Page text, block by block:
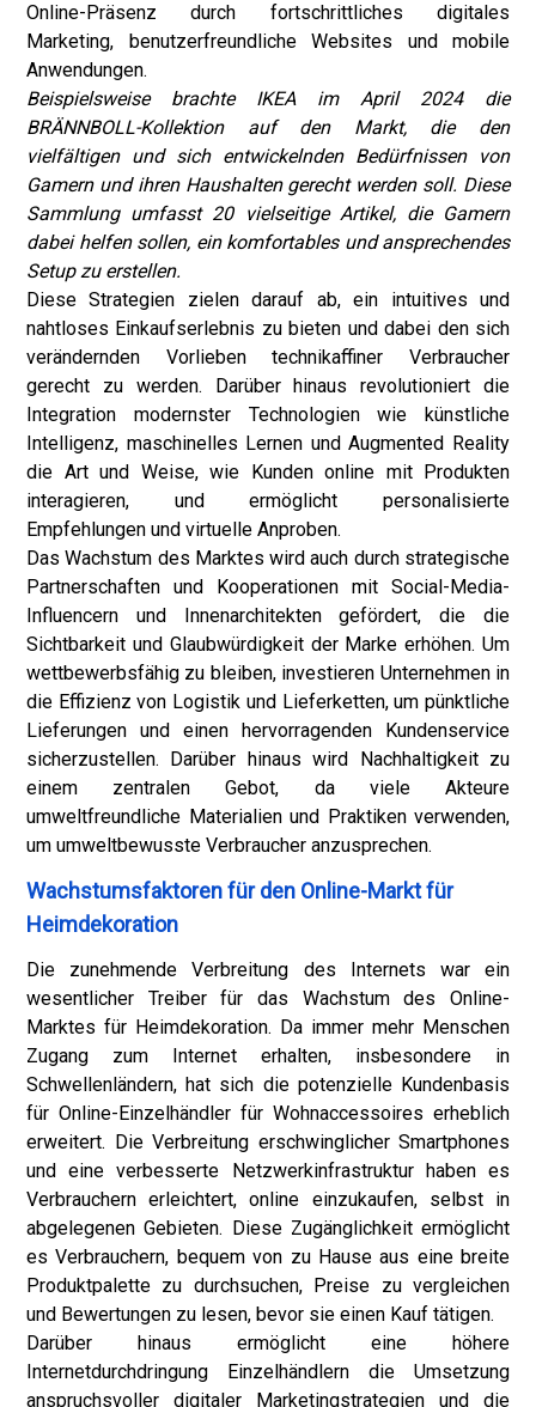
Online-Präsenz durch fortschrittliches digitales
Marketing, benutzerfreundliche Websites und mobile
Anwendungen.
Beispielsweise brachte IKEA im April 2024 die
BRÄNNBOLL-Kollektion auf den Markt, die den
vielfältigen und sich entwickelnden Bedürfnissen von
Gamern und ihren Haushalten gerecht werden soll. Diese
Sammlung umfasst 20 vielseitige Artikel, die Gamern
dabei helfen sollen, ein komfortables und ansprechendes
Setup zu erstellen.
Diese Strategien zielen darauf ab, ein intuitives und
nahtloses Einkaufserlebnis zu bieten und dabei den sich
verändernden Vorlieben technikaffiner Verbraucher
gerecht zu werden. Darüber hinaus revolutioniert die
Integration modernster Technologien wie künstliche
Intelligenz, maschinelles Lernen und Augmented Reality
die Art und Weise, wie Kunden online mit Produkten
interagieren, und ermöglicht personalisierte
Empfehlungen und virtuelle Anproben.
Das Wachstum des Marktes wird auch durch strategische
Partnerschaften und Kooperationen mit Social-Media-
Influencern und Innenarchitekten gefördert, die die
Sichtbarkeit und Glaubwürdigkeit der Marke erhöhen. Um
wettbewerbsfähig zu bleiben, investieren Unternehmen in
die Effizienz von Logistik und Lieferketten, um pünktliche
Lieferungen und einen hervorragenden Kundenservice
sicherzustellen. Darüber hinaus wird Nachhaltigkeit zu
einem zentralen Gebot, da viele Akteure
umweltfreundliche Materialien und Praktiken verwenden,
um umweltbewusste Verbraucher anzusprechen.
Wachstumsfaktoren für den Online-Markt für
Heimdekoration
Die zunehmende Verbreitung des Internets war ein
wesentlicher Treiber für das Wachstum des Online-
Marktes für Heimdekoration. Da immer mehr Menschen
Zugang zum Internet erhalten, insbesondere in
Schwellenländern, hat sich die potenzielle Kundenbasis
für Online-Einzelhändler für Wohnaccessoires erheblich
erweitert. Die Verbreitung erschwinglicher Smartphones
und eine verbesserte Netzwerkinfrastruktur haben es
Verbrauchern erleichtert, online einzukaufen, selbst in
abgelegenen Gebieten. Diese Zugänglichkeit ermöglicht
es Verbrauchern, bequem von zu Hause aus eine breite
Produktpalette zu durchsuchen, Preise zu vergleichen
und Bewertungen zu lesen, bevor sie einen Kauf tätigen.
Darüber hinaus ermöglicht eine höhere
Internetdurchdringung Einzelhändlern die Umsetzung
anspruchsvoller digitaler Marketingstrategien und die